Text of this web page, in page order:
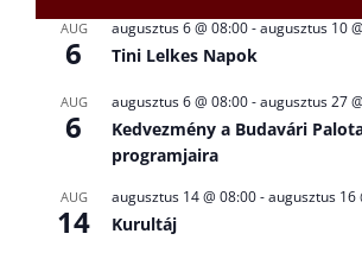
AUG
6
augusztus 6 @ 08:00-augusztus 10
Tini Lelkes Napok
AUG
6
augusztus 6 @ 08:00-augusztus 27
Kedvezmény a Budavári
programjaira
AUG
14
augusztus 14 @ 08:00-augusztus 16
Kurultáj